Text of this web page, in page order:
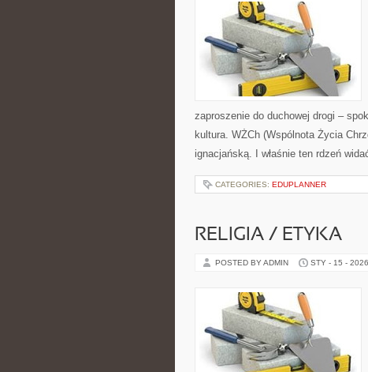
zaproszenie do duchowej drogi –
kultura. WŻCh (Wspólnota Życia
ignacjańską. I właśnie ten rdzeń
CATEGORIES: EDUPLANNER
RELIGIA / ETYKA
POSTED BY ADMIN STY - 15 - 2026